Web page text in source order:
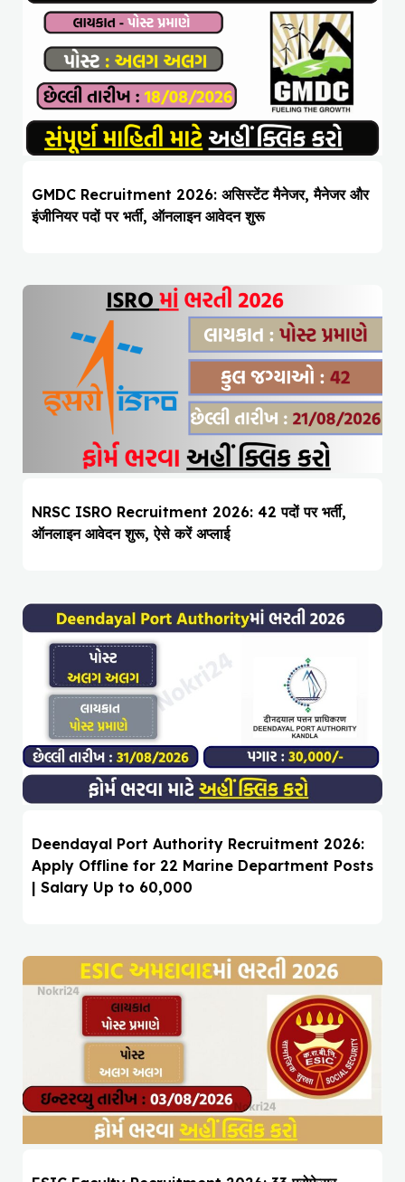
GMDC Recruitment 2026: असिस्टेंट मैनेजर, मैनेजर और
इंजीनियर पदों पर भर्ती, ऑनलाइन आवेदन शुरू
NRSC ISRO Recruitment 2026: 42 पदों पर भर्ती,
ऑनलाइन आवेदन शुरू, ऐसे करें अप्लाई
Deendayal Port Authority Recruitment 2026:
Apply Offline for 22 Marine Department Posts
| Salary Up to ₹60,000